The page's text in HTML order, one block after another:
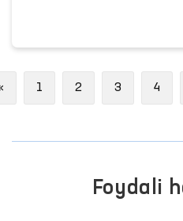
Previous
1 2 3 4
Foydali